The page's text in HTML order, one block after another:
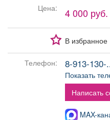
Обучение
Цена:
4 000 руб.
В избранное
Телефон: 8-913-130-
Показать
Написать
MAX-